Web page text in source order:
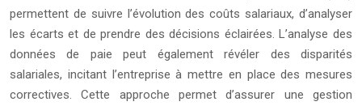
permettent de suivre l’évolution des coûts salariaux, d’analyser
les écarts et de prendre des décisions éclairées. L’analyse des
données de paie peut également révéler des disparités
salariales, incitant l’entreprise à mettre en place des mesures
correctives. Cette approche permet d’assurer une gestion